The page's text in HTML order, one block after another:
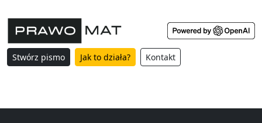
Stwórz pismo Jak to działa? Kontakt